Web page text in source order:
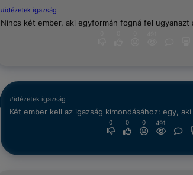
#idézetek igazság
Nincs két ember, aki egyformán fogná fel ugyanazt
#idézetek igazság
Két ember kell az igazság kimondásához: egy,
0 0 0 491